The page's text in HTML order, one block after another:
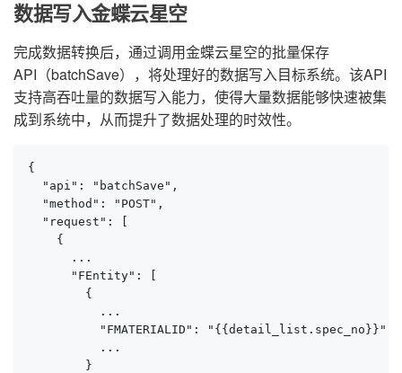
数据写入金蝶云星空
完成数据转换后，通过调用金蝶云星空的批量保存
API（batchSave），将处理好的数据写入目标系统。该API
支持高吞吐量的数据写入能力，使得大量数据能够快速被集
成到系统中，从而提升了数据处理的时效性。
{
  "api": "batchSave",
  "method": "POST",
  "request": [
    {
      ...
      "FEntity": [
        {
          ...
          "FMATERIALID": "{{detail_list.spec_no}}",
          ...
        }